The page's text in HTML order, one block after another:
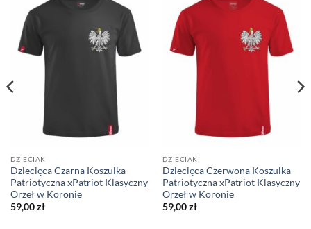
DZIECIAK
Dziecięca Czarna Koszulka
Patriotyczna xPatriot Klasyczny
Orzeł w Koronie
59,00zł
DZIECIAK
Dziecięca Czerwona Koszulka
Patriotyczna xPatriot Klasyczny
Orzeł w Koronie
59,00zł